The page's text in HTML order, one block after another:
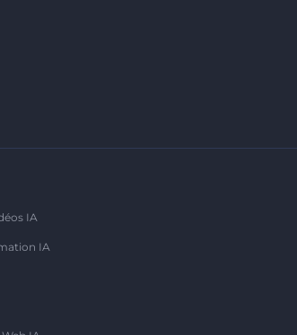
IA
IA